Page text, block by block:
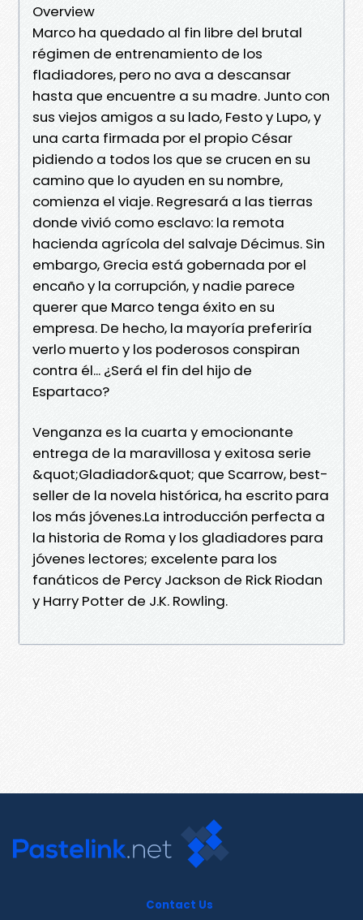
Overview
Marco ha quedado al fin libre del brutal
régimen de entrenamiento de los
fladiadores, pero no ava a descansar
hasta que encuentre a su madre. Junto con
sus viejos amigos a su lado, Festo y Lupo, y
una carta firmada por el propio César
pidiendo a todos los que se crucen en su
camino que lo ayuden en su nombre,
comienza el viaje. Regresará a las tierras
donde vivió como esclavo: la remota
hacienda agrícola del salvaje Décimus. Sin
embargo, Grecia está gobernada por el
encaño y la corrupción, y nadie parece
querer que Marco tenga éxito en su
empresa. De hecho, la mayoría preferiría
verlo muerto y los poderosos conspiran
contra él... ¿Será el fin del hijo de
Espartaco?
Venganza es la cuarta y emocionante
entrega de la maravillosa y exitosa serie
&quot;Gladiador&quot; que Scarrow, best-
seller de la novela histórica, ha escrito para
los más jóvenes.La introducción perfecta a
la historia de Roma y los gladiadores para
jóvenes lectores; excelente para los
fanáticos de Percy Jackson de Rick Riodan
y Harry Potter de J.K. Rowling.
Contact Us